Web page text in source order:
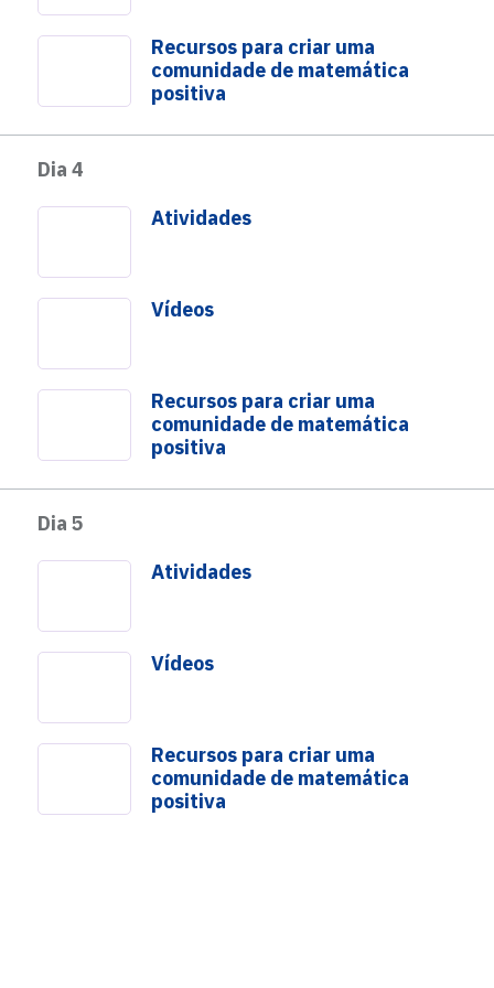
uma lista de reprodução?
Baixar PDF
Baixar Apresentação
Quantos quadrados?
Recursos para criar uma
comunidade de matemática
positiva
Dia 4
Atividades
Vídeos
Recursos para criar uma
comunidade de matemática
positiva
Dia 5
Atividades
Vídeos
Recursos para criar uma
comunidade de matemática
positiva